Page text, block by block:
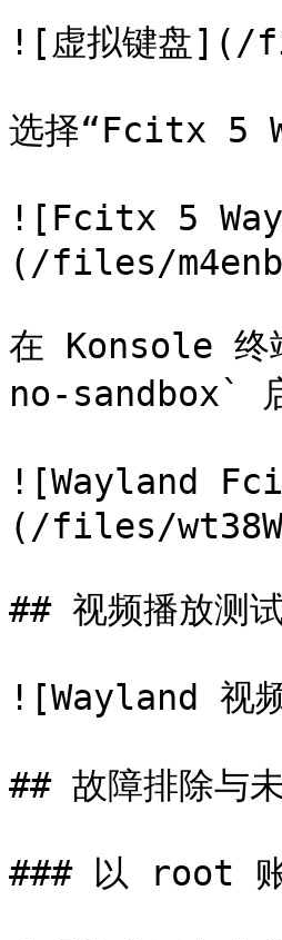
![虚拟键盘](/
选择“Fcitx 5
![Fcitx 5
(/files/
在 Konsole
no-sandbox`
![Wayland
(/files/
## 视频播放测
![Wayland 视
## 故障排除与
### 以 root 账